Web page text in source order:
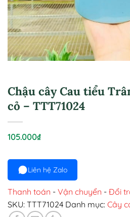
Chậu cây Cau tiểu
cỏ – TTT71024
105.000₫
Liên hệ Zalo
Thanh toán - Vận chuyển - Đổi
SKU: TTT71024 Danh mục: Cây